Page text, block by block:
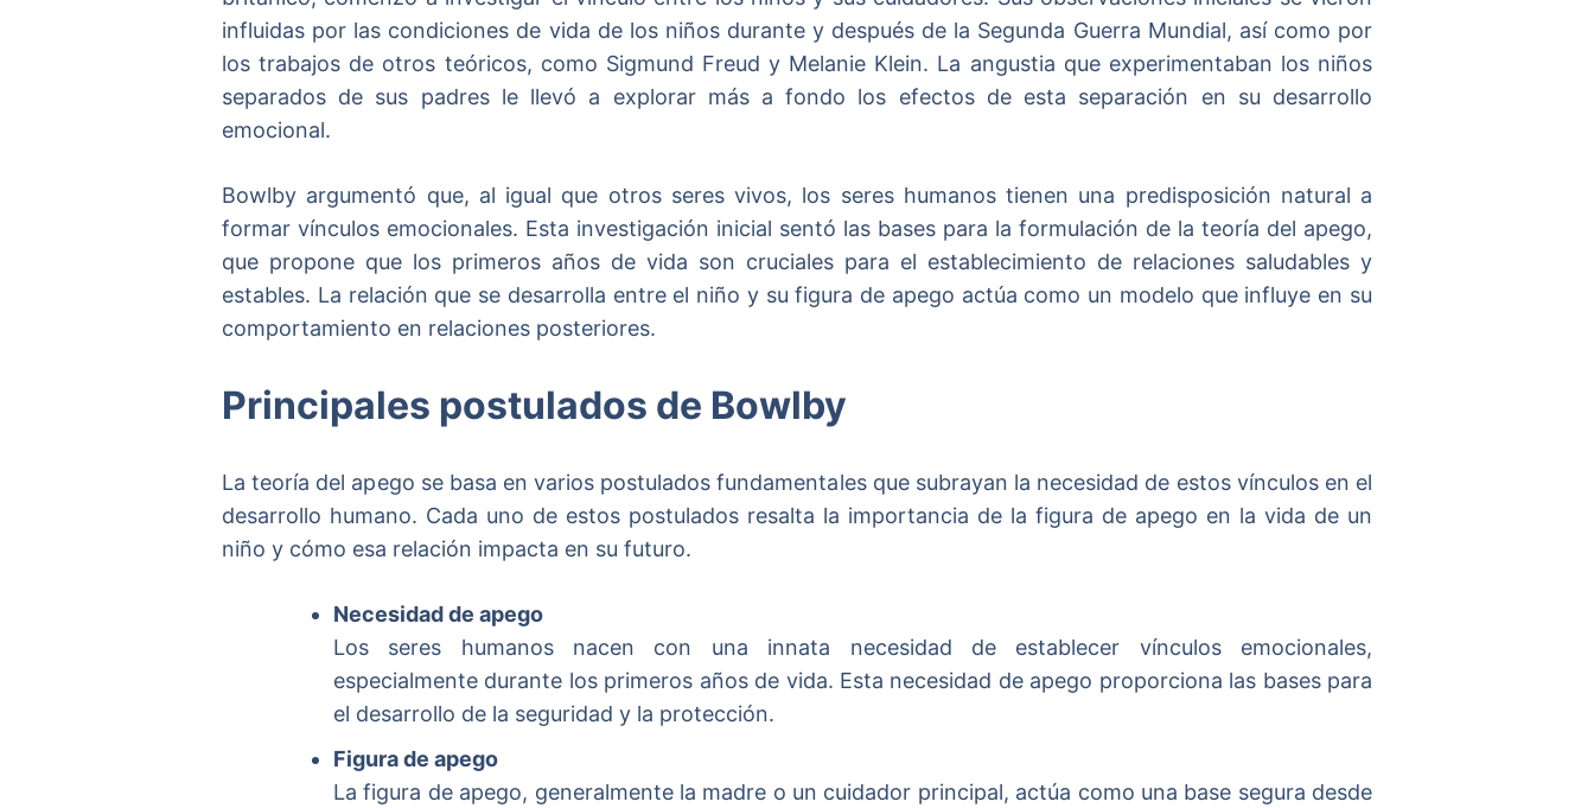
influidas por las condiciones de vida de los niños durante y después de la Segunda Guerra Mundial, así como por
los trabajos de otros teóricos, como Sigmund Freud y Melanie Klein. La angustia que experimentaban los niños
separados de sus padres le llevó a explorar más a fondo los efectos de esta separación en su desarrollo
emocional.
Bowlby argumentó que, al igual que otros seres vivos, los seres humanos tienen una predisposición natural a
formar vínculos emocionales. Esta investigación inicial sentó las bases para la formulación de la teoría del apego,
que propone que los primeros años de vida son cruciales para el establecimiento de relaciones saludables y
estables. La relación que se desarrolla entre el niño y su figura de apego actúa como un modelo que influye en su
comportamiento en relaciones posteriores.
Principales postulados de Bowlby
La teoría del apego se basa en varios postulados fundamentales que subrayan la necesidad de estos vínculos en el
desarrollo humano. Cada uno de estos postulados resalta la importancia de la figura de apego en la vida de un
niño y cómo esa relación impacta en su futuro.
Necesidad de apego
Los seres humanos nacen con una innata necesidad de establecer vínculos emocionales,
especialmente durante los primeros años de vida. Esta necesidad de apego proporciona las bases para
el desarrollo de la seguridad y la protección.
Figura de apego
La figura de apego, generalmente la madre o un cuidador principal, actúa como una base segura desde